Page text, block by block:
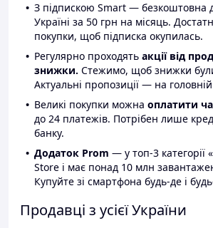
З підпискою Smart — безкоштовна
Україні за 50 грн на місяць.
покупки, щоб підписка окупилась.
Регулярно проходять акції від
знижки. Стежимо, щоб знижки
Актуальні пропозиції — на
Великі покупки можна оплатити
до 24 платежів. Потрібен лише
банку.
Додаток Prom — у топ-3 категорії
Store і має понад 10 млн
Купуйте зі смартфона будь-де і
Продавці з усієї України